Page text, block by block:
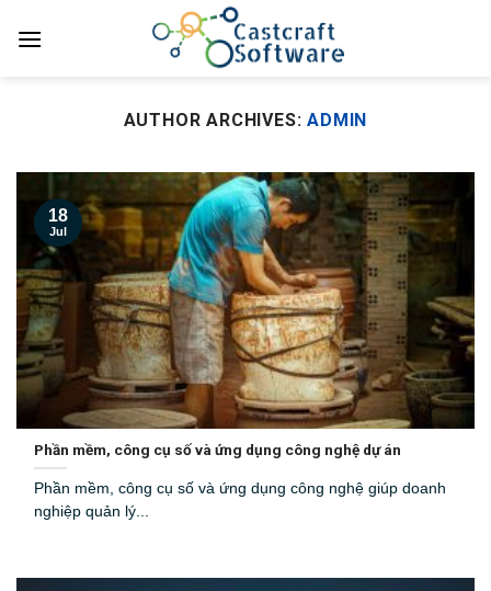
AUTHOR ARCHIVES:ADMIN
Phần mềm, công cụ số và ứng dụng công nghệ dự án
Phần mềm, công cụ số và ứng dụng công nghệ giúp doanh
nghiệp quản lý...
18
Jul